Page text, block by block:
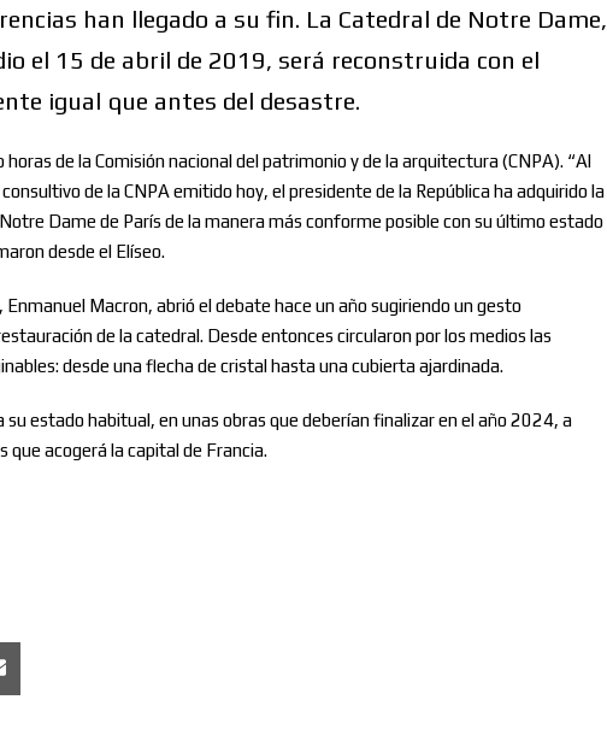
han llegado a su fin. La Catedral de Notre Dame,
el 15 de abril de 2019, será reconstruida con el
igual que antes del desastre.
de la Comisión nacional del patrimonio y de la arquitectura (CNPA). “Al
de la CNPA emitido hoy, el presidente de la República ha adquirido la
Dame de París de la manera más conforme posible con su último estado
desde el Elíseo.
Enmanuel Macron, abrió el debate hace un año sugiriendo un gesto
de la catedral. Desde entonces circularon por los medios las
desde una flecha de cristal hasta una cubierta ajardinada.
estado habitual, en unas obras que deberían finalizar en el año 2024, a
que acogerá la capital de Francia.